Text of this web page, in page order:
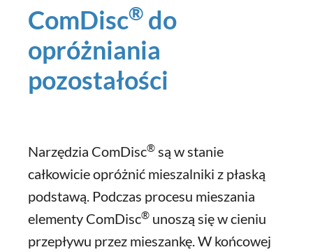
ComDisc® do
opróżniania
pozostałości
Narzędzia ComDisc® są w stanie
całkowicie opróżnić mieszalniki z płaską
podstawą. Podczas procesu mieszania
elementy ComDisc® unoszą się w cieniu
przepływu przez mieszankę. W końcowej